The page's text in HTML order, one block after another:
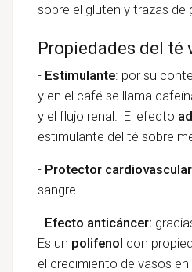
sobre el gluten y trazas de
Propiedades del té
- Estimulante: por su
y en el café se llama
y el flujo renal. El efecto
estimulante del té sobre
- Protector
sangre.
- Efecto anticáncer:
Es un polifenol con
el crecimiento de vasos